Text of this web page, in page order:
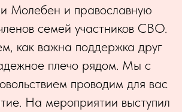
Молебен и православную
семей участников СВО.
как важна поддержка друг
плечо рядом. Мы с
проводим для вас
На мероприятии выступил